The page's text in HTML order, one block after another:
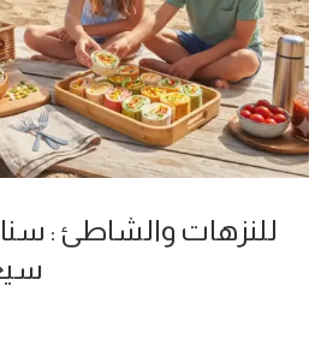
للنزهات والشاطئ :